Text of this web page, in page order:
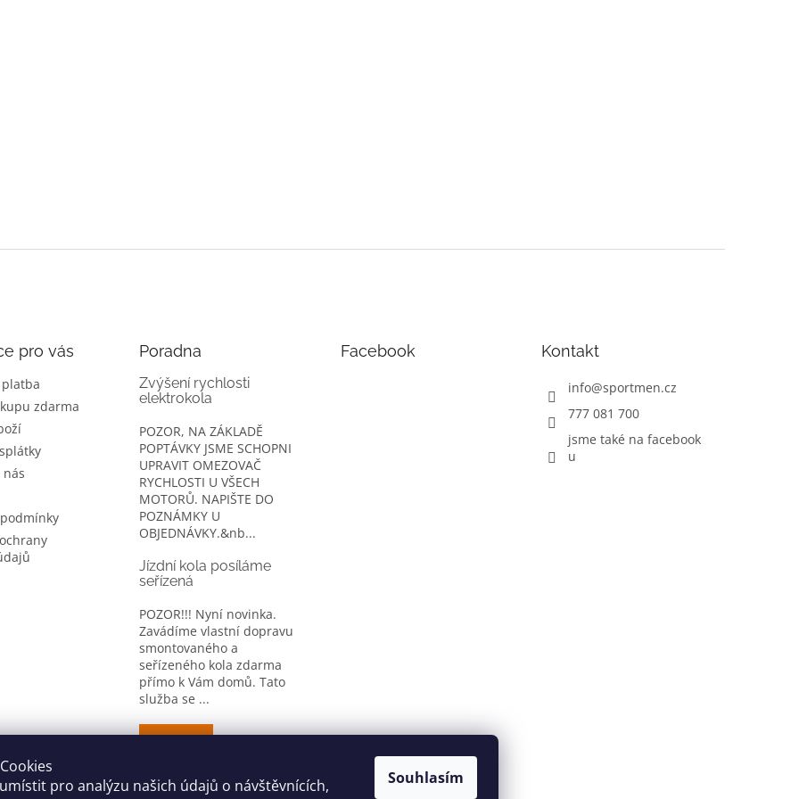
pro analýzu našich údajů o návštěvnících,
Souhlasím
pro vás
zdarma
Poradna
Zvýšení rychlosti
elektrokola
POZOR, NA ZÁKLADĚ
POPTÁVKY JSME SCHOPNI
UPRAVIT OMEZOVAČ
RYCHLOSTI U VŠECH
MOTORŮ. NAPIŠTE DO
POZNÁMKY U
OBJEDNÁVKY.&nb...
Jízdní kola posíláme
seřízená
POZOR!!! Nyní novinka.
Zavádíme vlastní dopravu
smontovaného a
seřízeného kola zdarma
přímo k Vám domů. Tato
služba se ...
ARCHIV
Facebook Kontakt
info@sportmen.cz
777 081 700
jsme také na facebook
u